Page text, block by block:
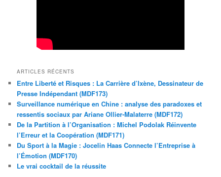
ARTICLES RÉCENTS
Entre Liberté et Risques : La Carrière d’Ixène, Dessinateur de
Presse Indépendant (MDF173)
Surveillance numérique en Chine : analyse des paradoxes et
ressentis sociaux par Ariane Ollier-Malaterre (MDF172)
De la Partition à l’Organisation : Michel Podolak Réinvente
l’Erreur et la Coopération (MDF171)
Du Sport à la Magie : Jocelin Haas Connecte l’Entreprise à
l’Émotion (MDF170)
Le vrai cocktail de la réussite